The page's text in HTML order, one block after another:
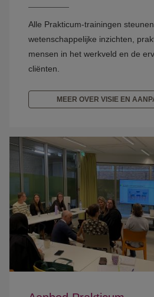
Alle Prakticum-trainingen
wetenschappelijke inzichten,
mensen in het werkveld en de
cliënten.
MEER OVER VISIE EN